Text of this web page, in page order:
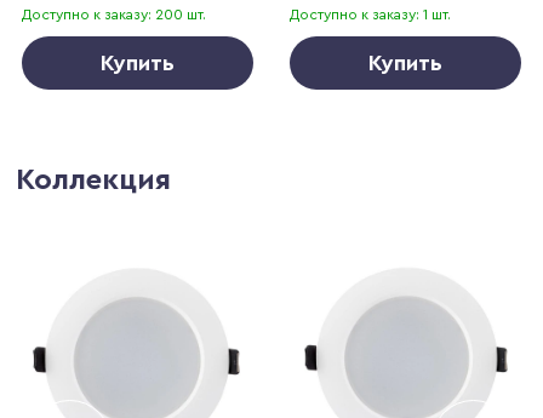
Доступно к заказу: 200 шт.
Купить
Доступно к заказу: 1 шт.
Купить
Коллекция